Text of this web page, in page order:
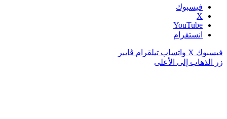
فيسبوك
‫X
‫YouTube
انستقرام
فيسبوك ‫X واتساب تيلقرام ڤايبر
زر الذهاب إلى الأعلى